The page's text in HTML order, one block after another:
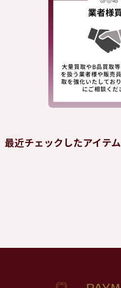
最近チェックしたアイテム